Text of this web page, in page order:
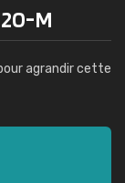
M
agrandir cette